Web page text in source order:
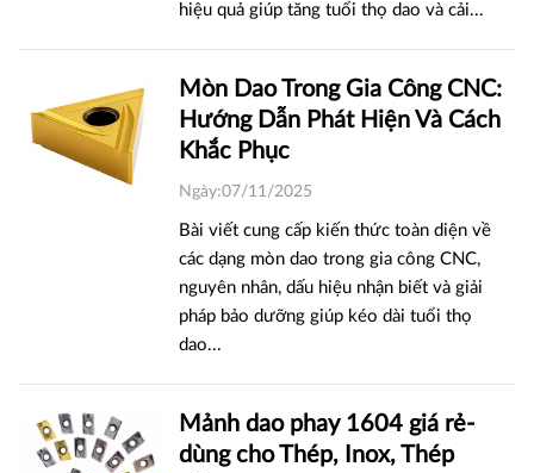
hiệu quả giúp tăng tuổi thọ dao và cải...
Mòn Dao Trong Gia Công CNC:
Hướng Dẫn Phát Hiện Và Cách
Khắc Phục
Ngày:07/11/2025
Bài viết cung cấp kiến thức toàn diện về
các dạng mòn dao trong gia công CNC,
nguyên nhân, dấu hiệu nhận biết và giải
pháp bảo dưỡng giúp kéo dài tuổi thọ
dao...
Mảnh dao phay 1604 giá rẻ-
dùng cho Thép, Inox, Thép